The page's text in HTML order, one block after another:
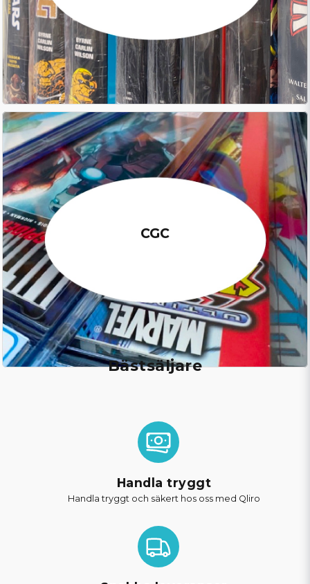
CGC
Bästsäljare
Handla tryggt
Handla tryggt och säkert hos oss med Qliro